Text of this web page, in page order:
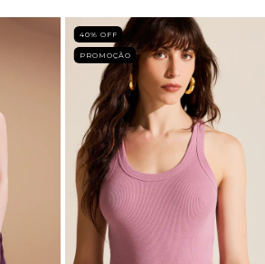
40% OFF
PROMOÇÃO